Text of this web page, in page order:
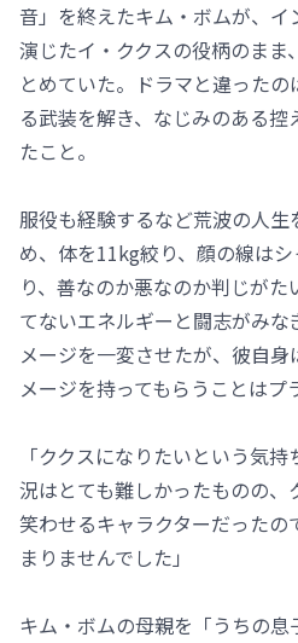
音」を終えたキム・ボムが、
演じたイ・ククスの役柄のまま
とめていた。ドラマと違った
る武装を解き、なじみのある
たこと。
服役も経験するなど荒波の人
め、体を11kg絞り、顔の線は
り、善なのか悪なのか判じが
てないエネルギーと闘志がみな
メージを一変させたが、彼自
メージを持ってもらうことはプ
「ククスになりたいという気
況はとても難しかったものの、
笑わせるキャラクターだった
まりませんでした」
キム・ボムの母親を「うちの